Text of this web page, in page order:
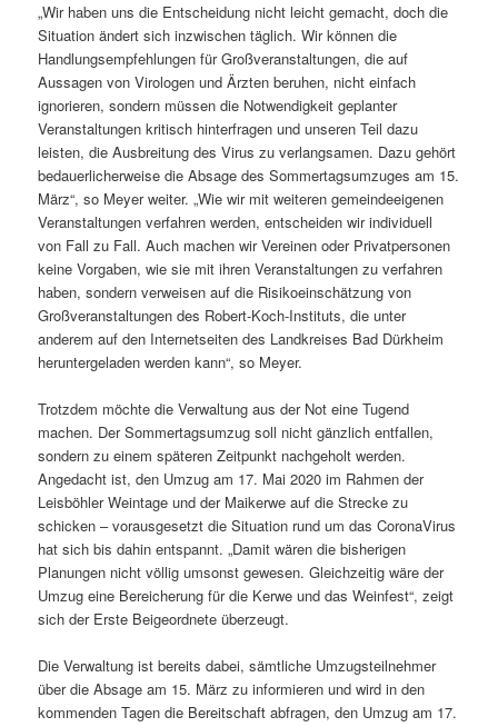
„Wir haben uns die Entscheidung nicht leicht gemacht, doch die
Situation ändert sich inzwischen täglich. Wir können die
Handlungsempfehlungen für Großveranstaltungen, die auf
Aussagen von Virologen und Ärzten beruhen, nicht einfach
ignorieren, sondern müssen die Notwendigkeit geplanter
Veranstaltungen kritisch hinterfragen und unseren Teil dazu
leisten, die Ausbreitung des Virus zu verlangsamen. Dazu gehört
bedauerlicherweise die Absage des Sommertagsumzuges am 15.
März“, so Meyer weiter. „Wie wir mit weiteren gemeindeeigenen
Veranstaltungen verfahren werden, entscheiden wir individuell
von Fall zu Fall. Auch machen wir Vereinen oder Privatpersonen
keine Vorgaben, wie sie mit ihren Veranstaltungen zu verfahren
haben, sondern verweisen auf die Risikoeinschätzung von
Großveranstaltungen des Robert-Koch-Instituts, die unter
anderem auf den Internetseiten des Landkreises Bad Dürkheim
heruntergeladen werden kann“, so Meyer.
Trotzdem möchte die Verwaltung aus der Not eine Tugend
machen. Der Sommertagsumzug soll nicht gänzlich entfallen,
sondern zu einem späteren Zeitpunkt nachgeholt werden.
Angedacht ist, den Umzug am 17. Mai 2020 im Rahmen der
Leisböhler Weintage und der Maikerwe auf die Strecke zu
schicken – vorausgesetzt die Situation rund um das CoronaVirus
hat sich bis dahin entspannt. „Damit wären die bisherigen
Planungen nicht völlig umsonst gewesen. Gleichzeitig wäre der
Umzug eine Bereicherung für die Kerwe und das Weinfest“, zeigt
sich der Erste Beigeordnete überzeugt.
Die Verwaltung ist bereits dabei, sämtliche Umzugsteilnehmer
über die Absage am 15. März zu informieren und wird in den
kommenden Tagen die Bereitschaft abfragen, den Umzug am 17.